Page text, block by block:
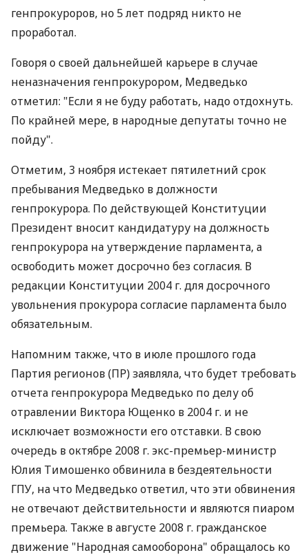
генпрокуроров, но 5 лет подряд никто не
проработал.
Говоря о своей дальнейшей карьере в случае
неназначения генпрокурором, Медведько
отметил: "Если я не буду работать, надо отдохнуть.
По крайней мере, в народные депутаты точно не
пойду".
Отметим, 3 ноября истекает пятилетний срок
пребывания Медведько в должности
генпрокурора. По действующей Конституции
Президент вносит кандидатуру на должность
генпрокурора на утверждение парламента, а
освободить может досрочно без согласия. В
редакции Конституции 2004 г. для досрочного
увольнения прокурора согласие парламента было
обязательным.
Напомним также, что в июле прошлого года
Партия регионов (ПР) заявляла, что будет требовать
отчета генпрокурора Медведько по делу об
отравлении Виктора Ющенко в 2004 г. и не
исключает возможности его отставки. В свою
очередь в октябре 2008 г. экс-премьер-министр
Юлия Тимошенко обвинила в бездеятельности
ГПУ, на что Медведько ответил, что эти обвинения
не отвечают действительности и являются пиаром
премьера. Также в августе 2008 г. гражданское
движение "Народная самооборона" обращалось ко